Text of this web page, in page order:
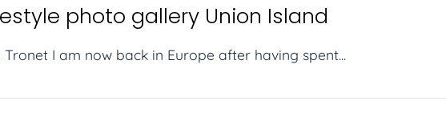
photo gallery Union Island
I am now back in Europe after having spent...